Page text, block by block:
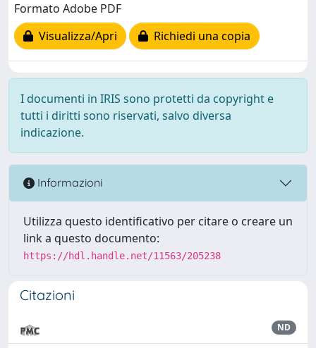
Formato Adobe PDF
Visualizza/Apri
Richiedi una copia
I documenti in IRIS sono protetti da copyright e
tutti i diritti sono riservati, salvo diversa
indicazione.
Informazioni
Utilizza questo identificativo per citare o creare un
link a questo documento:
https://hdl.handle.net/11563/205238
Citazioni
ND